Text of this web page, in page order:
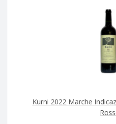
Kurni 2022 Marche